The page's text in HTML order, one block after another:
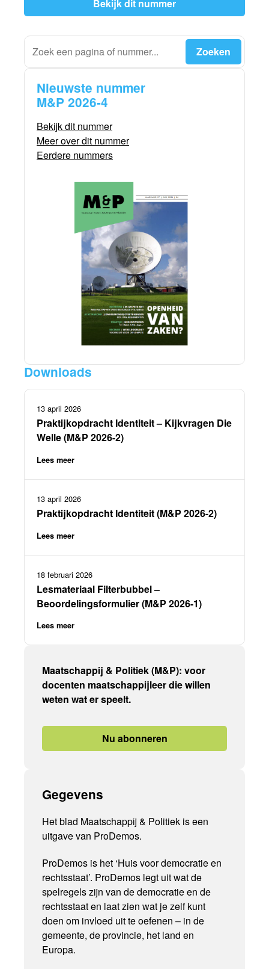
Bekijk dit nummer
Nieuwste nummer
M&P 2026-4
Bekijk dit nummer
Meer over dit nummer
Eerdere nummers
Downloads
13 april 2026
Praktijkopdracht Identiteit – Kijkvragen Die
Welle (M&P 2026-2)
Lees meer
13 april 2026
Praktijkopdracht Identiteit (M&P 2026-2)
Lees meer
18 februari 2026
Lesmateriaal Filterbubbel –
Beoordelingsformulier (M&P 2026-1)
Lees meer
Maatschappij & Politiek (M&P): voor
docenten maatschappijleer die willen
weten wat er speelt.
Nu abonneren
Gegevens
Het blad Maatschappij & Politiek is een
uitgave van ProDemos.
ProDemos is het ‘Huis voor democratie en
rechtsstaat’. ProDemos legt uit wat de
spelregels zijn van de democratie en de
rechtsstaat en laat zien wat je zelf kunt
doen om invloed uit te oefenen – in de
gemeente, de provincie, het land en
Europa.